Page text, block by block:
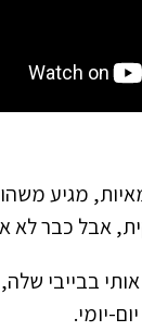
מגיע
אבל כבר לא
בבייבי
יומי.